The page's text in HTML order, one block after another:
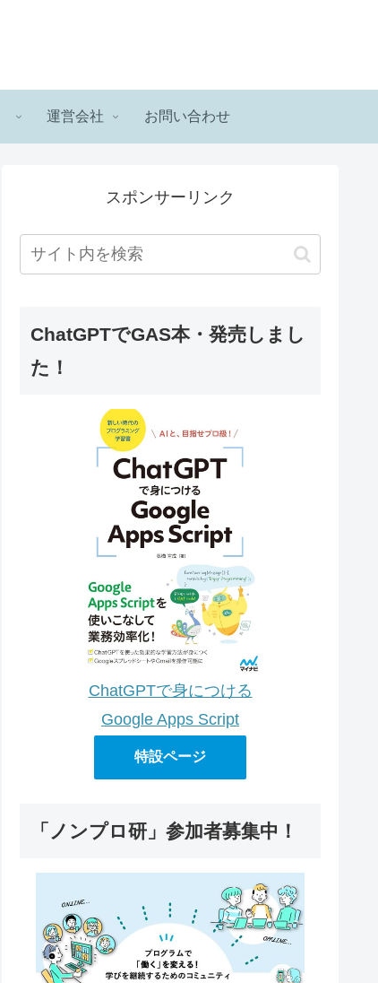
運営会社 お問い合わせ
スポンサーリンク
ChatGPTでGAS本・発売しまし
た！
ChatGPTで身につける
Google Apps Script
特設ページ
「ノンプロ研」参加者募集中！